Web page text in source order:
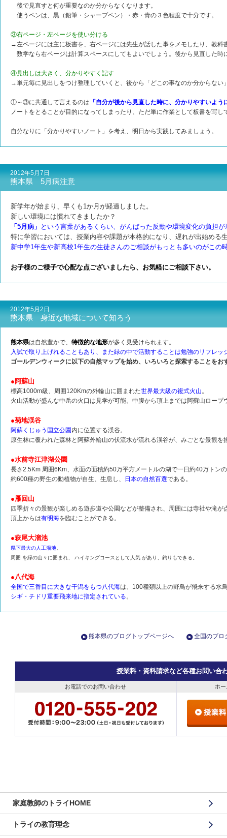
後で見直すと何が重要なのか分からなくなります。
使うペンは、黒（鉛筆・シャープペン）・赤・青の３色程度で十分です。
③右ページ・左ページを使い分ける
→左ページには主に板書を、右ページには先生が話した事をメモしたり、教科
数学なら右ページは計算スペースにしてもよいでしょう。後から見直した時
④見出しは大きく、分かりやすく記す
→単元毎に見出しをつけ整理していくと、後から「どこの事なのか分からない
①～③に共通して言えるのは 「自分が後から見直した時に、分かりやすいよう
ノートをとることが目的になってしまったり、ただ単に作業として板書を写
自分なりに「分かりやすいノート」を考え、明日から実践してみましょう。
2012年5月7日
熊本県 5月病注意
新学年が始まり、早くも1か月が経過しました。
新しい環境には慣れてきましたか？
「5月病」 という言葉があるくらい、がんばった反動や環境変化の負担が
特に学習においては、授業内容や課題が本格的になり、遅れが出始める
新中学1年生や新高校1年生の生徒さんのご相談がもっとも多いのがこの
お子様のご様子で心配な点ございましたら、お気軽にご相談下さい。
2012年5月2日
熊本県 身近な地域について知ろう
熊本県は自然豊かで、 特徴的な地形が多く見受けられます。
入試で取り上げれることもあり、また緑の中で活動することは勉強のリフレッ
ゴールデンウィークに以下の自然マップを始め、いろいろと探索することをお
●阿蘇山
標高1000m級、周囲120Kmの外輪山に囲まれた世界最大級の複式火山。
火山活動が盛んな中岳の火口は見学が可能。中腹から頂上までは阿蘇山ロープ
●菊地渓谷
阿蘇くじゅう国立公園 内に位置する渓谷。
原生林に覆われた森林と阿蘇外輪山の伏流水が流れる渓谷が、みごとな景観を
●水前寺江津湖公園
長さ2.5Km 周囲6Km、水面の面積約50万平方メートルの湖で一日約40万トン
約600種の野生の動植物が自生、生息し、
日本の自然百選である。
●雁回山
四季折々の景観が楽しめる遊歩道や公園などが整備され、周囲には寺社や滝が
頂上からは有明海を臨むことができる。
●萩尾大溜池
県下最大の人工溜池
周囲 を緑の山々に囲まれ、 ハイキングコースとして人気 があり、釣りもできる。
●八代海
全国で三番目に大きな干潟をもつ八代海は、100種類以上の野鳥が飛来する水
シギ・チドリ重要飛来地に指定されている。
熊本県のブログトップページへ 全国のブロ
授業料・資料請求など各種お問い合
お電話でのお問い合わせ ホ
家庭教師のトライHOME
トライの教育理念